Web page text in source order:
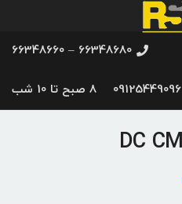
66348680 – 66348660
09125449096 8 صبح تا 10 شب